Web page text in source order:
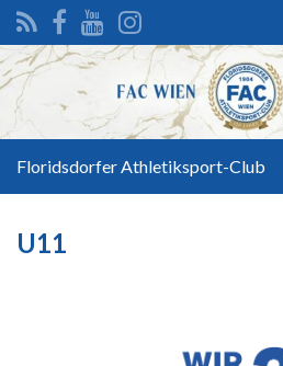
Search for:
Floridsdorfer Athletiksport-Club
U11